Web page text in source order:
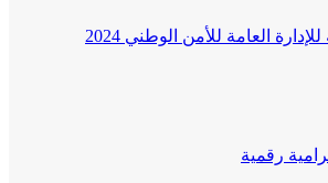
العامة للأمن الوطني 2024
رقمية